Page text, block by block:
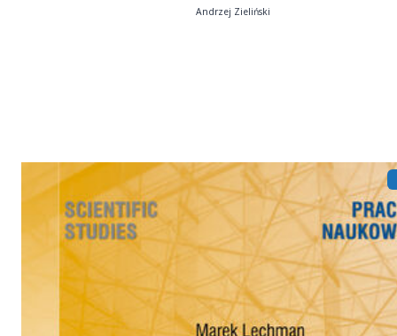
Andrzej Zieliński